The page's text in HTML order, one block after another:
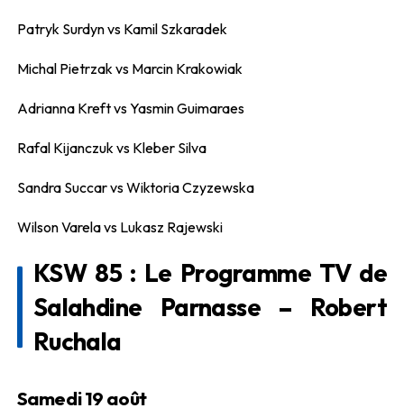
Patryk Surdyn vs Kamil Szkaradek
Michal Pietrzak vs Marcin Krakowiak
Adrianna Kreft vs Yasmin Guimaraes
Rafal Kijanczuk vs Kleber Silva
Sandra Succar vs Wiktoria Czyzewska
Wilson Varela vs Lukasz Rajewski
KSW 85 : Le Programme TV de
Salahdine Parnasse – Robert
Ruchala
Samedi 19 août